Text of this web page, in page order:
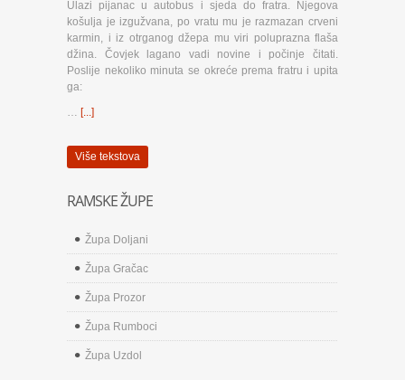
Ulazi pijanac u autobus i sjeda do fratra. Njegova
košulja je izgužvana, po vratu mu je razmazan crveni
karmin, i iz otrganog džepa mu viri poluprazna flaša
džina. Čovjek lagano vadi novine i počinje čitati.
Poslije nekoliko minuta se okreće prema fratru i upita
ga:
… [...]
Više tekstova
RAMSKE ŽUPE
Župa Doljani
Župa Gračac
Župa Prozor
Župa Rumboci
Župa Uzdol